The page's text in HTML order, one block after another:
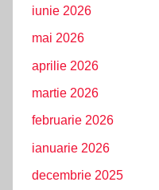
iunie 2026
mai 2026
aprilie 2026
martie 2026
februarie 2026
ianuarie 2026
decembrie 2025